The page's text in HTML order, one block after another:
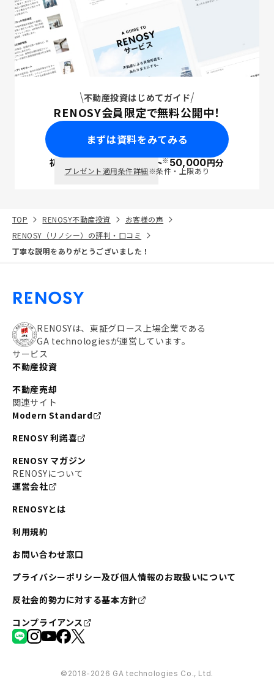
不動産投資はじめてガイド
RENOSY会員限定で無料公開中！
まずは資料をみてみる
初回面談で ポイント※50,000円分
プレゼント適用条件詳細※条件・上限あり
TOP RENOSY不動産投資
お客様の声
RENOSY（リノシー）の評判・口コミ
丁寧な説明をありがとうございました！
RENOSYは、東証グロース上場企業である
GA technologiesが運営しています。
サービス
不動産投資
不動産売却
関連サイト
Modern Standard
RENOSY 利諾喜
RENOSY マガジン
RENOSYについて
運営会社
RENOSYとは
利用規約
お問い合わせ窓口
プライバシーポリシー及び個人情報のお取扱いについて
反社会的勢力に対する基本方針
コンプライアンス
©︎2018-2026 GA technologies Co., Ltd.